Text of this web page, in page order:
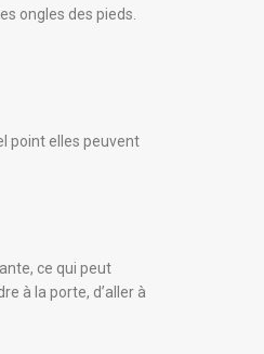
ongles des pieds.
point elles peuvent
ce qui peut
à la porte, d’aller à